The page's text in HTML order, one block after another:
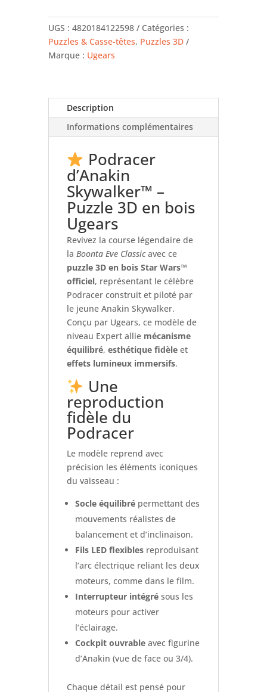
podracer
-
UGEARS
UGS : 4820184122598
Catégories :
Puzzles & Casse-têtes, Puzzles 3D
Marque : Ugears
Description
Informations complémentaires
Podracer
d’Anakin
Skywalker™ –
Puzzle 3D en bois
Ugears
Revivez la course légendaire de
la Boonta Eve Classicavec ce
puzzle 3D en bois Star Wars™
officiel, représentant le célèbre
Podracer construit et piloté par
le jeune Anakin Skywalker.
Conçu par Ugears, ce modèle de
niveau Expert allie mécanisme
équilibré, esthétique fidèleet
effets lumineux immersifs.
Une
reproduction
fidèle du
Podracer
Le modèle reprend avec
précision les éléments iconiques
du vaisseau :
Socle équilibrépermettant des
mouvements réalistes de
balancement et d’inclinaison.
Fils LED flexiblesreproduisant
l’arc électrique reliant les deux
moteurs, comme dans le film.
Interrupteur intégrésous les
moteurs pour activer
l’éclairage.
Cockpit ouvrableavec figurine
d’Anakin (vue de face ou 3/4).
Chaque détail est pensé pour